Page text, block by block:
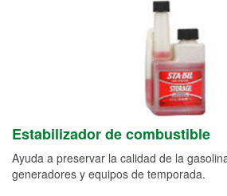
Estabilizador de combustible
Ayuda a preservar la calidad de la
generadores y equipos de temporada.